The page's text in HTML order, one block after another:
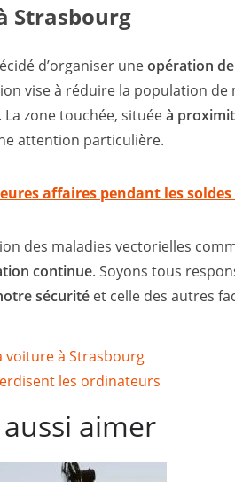
Strasbourg
d’organiser uneopération
vise à réduire la population
zone touchée, situéeà
attention particulière.
affaires pendant les soldes
des maladies vectorielles
continue. Soyons tous
sécurité et celle des autres
voiture à Strasbourg
les ordinateurs
aimer